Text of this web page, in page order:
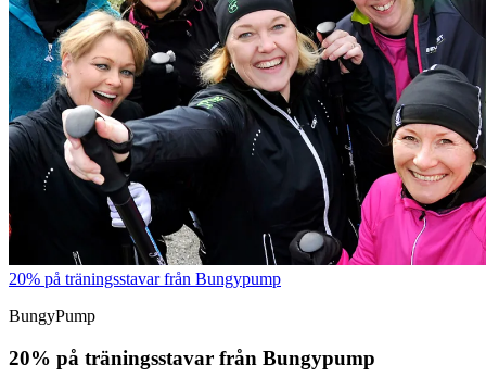
20% på träningsstavar från Bungypump
BungyPump
20% på träningsstavar från Bungypump